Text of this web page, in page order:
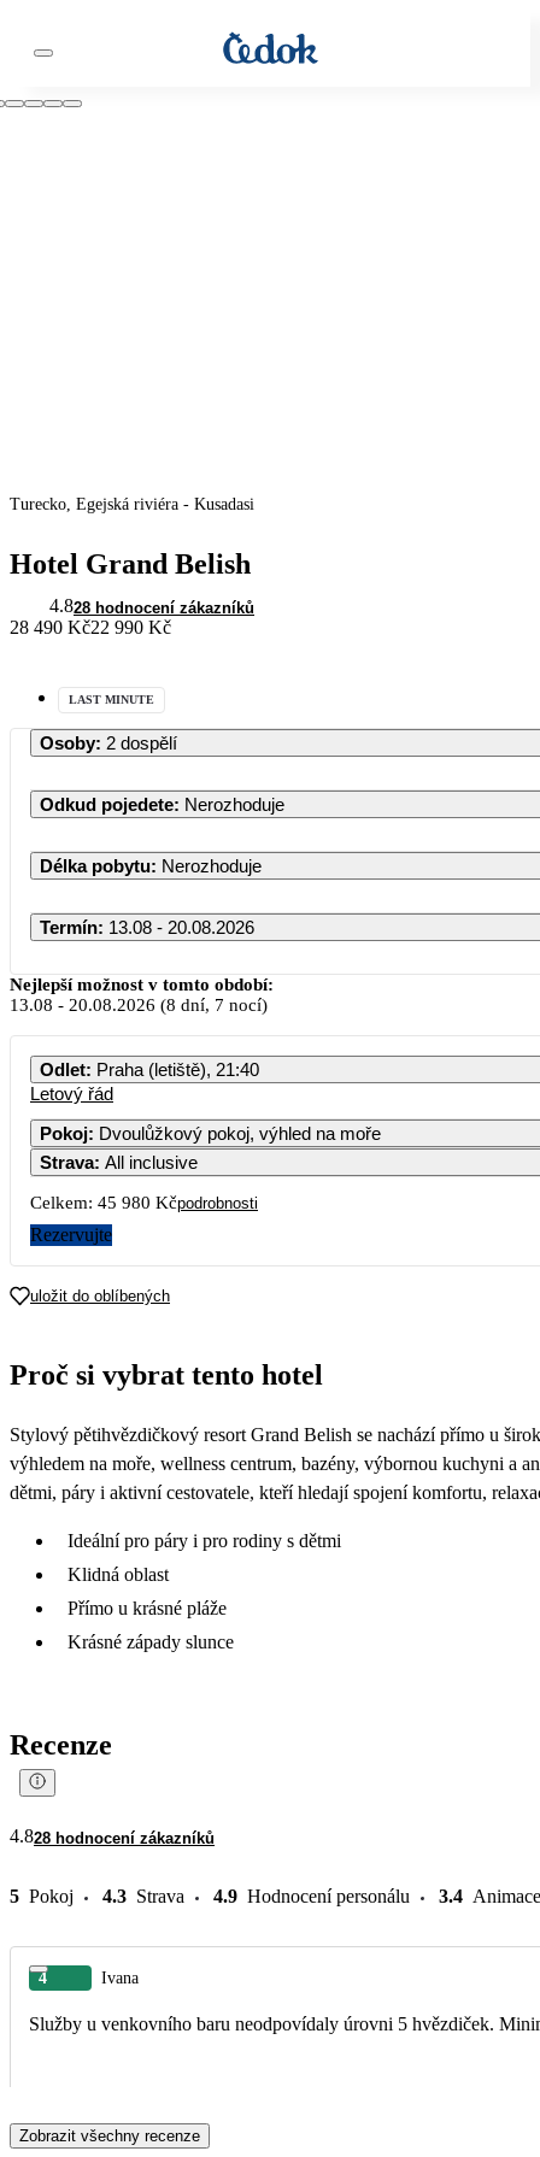
Turecko, Egejská riviéra - Kusadasi
Hotel Grand Belish
4.828 hodnocení zákazníků
28 490 Kč22 990 Kč
LAST MINUTE
Osoby: 2 dospělí
Odkud pojedete: Nerozhoduje
Délka pobytu: Nerozhoduje
Termín: 13.08 - 20.08.2026
Nejlepší možnost v tomto období:
13.08 - 20.08.2026 (8 dní, 7 nocí)
Odlet: Praha (letiště), 21:40
Letový řád
Pokoj: Dvoulůžkový pokoj, výhled na moře
Strava: All inclusive
Celkem: 45 980 Kčpodrobnosti
Rezervujte
uložit do oblíbených
Proč si vybrat tento hotel
Stylový pětihvězdičkový resort Grand Belish se nachází přímo u
výhledem na moře, wellness centrum, bazény, výbornou kuchyni a
dětmi, páry i aktivní cestovatele, kteří hledají spojení komfortu,
Ideální pro páry i pro rodiny s dětmi
Klidná oblast
Přímo u krásné pláže
Krásné západy slunce
Recenze
4.828 hodnocení zákazníků
5 Pokoj 4.3 Strava 4.9 Hodnocení personálu 3.4 Animace
4 Ivana
Služby u venkovního baru neodpovídaly úrovni 5 hvězdiček.
Zobrazit všechny recenze